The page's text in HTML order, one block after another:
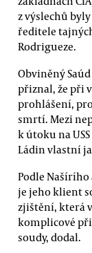
z výslechů
ředitele
Rodrigueze.
Obviněný
přiznal, že při
prohlášení,
smrtí. Mezi
k útoku na
Ládin vlastní
Podle Našírího
je jeho klient
zjištění, která
komplicové
soudy, dodal.